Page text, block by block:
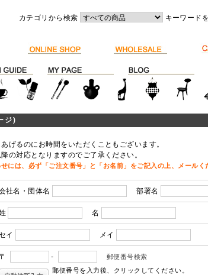
カテゴリから検索 キーワード
ジ)
げるのにお時間をいただくこともございます。
の対応となりますのでご了承ください。
には、必ず「ご注文番号」と「お名前」をご記入の上、メール
社名・団体名 部署名
名
イ メイ
-
郵便番号検索
郵便番号を入力後、クリックしてください。